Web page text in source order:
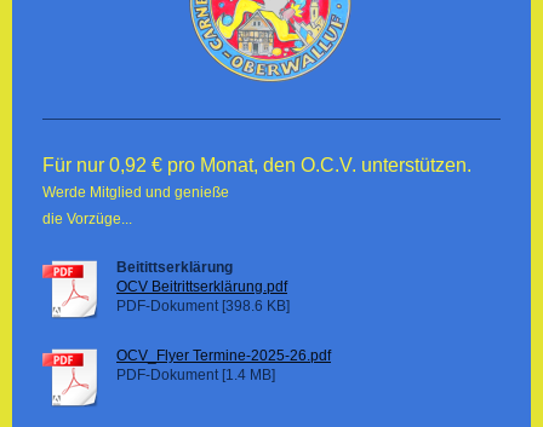
Für nur 0,92 € pro Monat, den O.C.V. unterstützen.
Werde Mitglied und genieße
die Vorzüge...
Beitittserklärung
OCV Beitrittserklärung.pdf
PDF-Dokument [398.6 KB]
OCV_Flyer Termine-2025-26.pdf
PDF-Dokument [1.4 MB]